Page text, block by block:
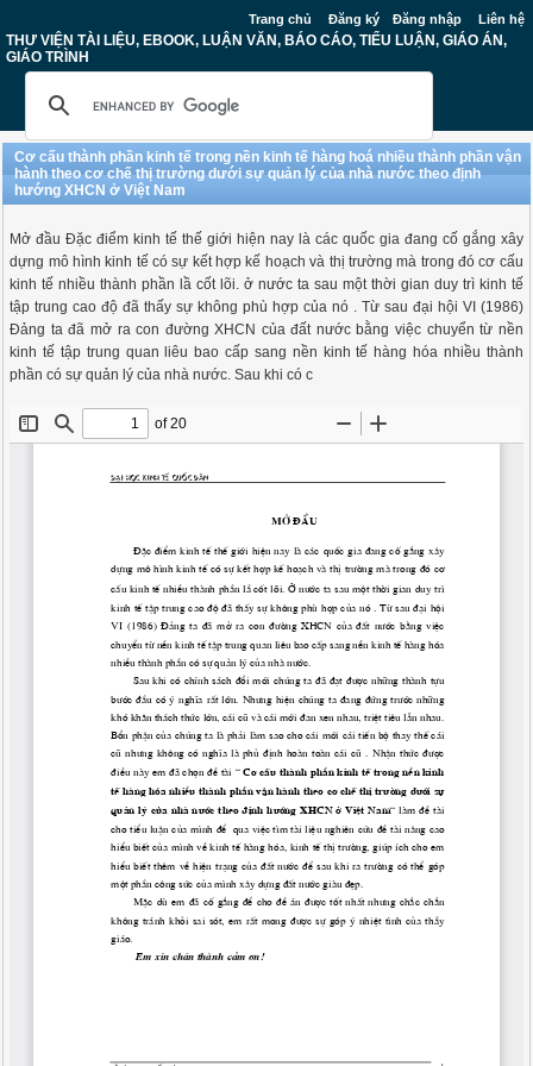
Trang chủ Đăng ký Đăng nhập Liên hệ
THƯ VIỆN TÀI LIỆU, EBOOK, LUẬN VĂN, BÁO CÁO, TIỂU LUẬN, GIÁO ÁN,
GIÁO TRÌNH
Cơ cấu thành phần kinh tế trong nền kinh tế hàng hoá nhiều thành phần vận
hành theo cơ chế thị trường dưới sự quản lý của nhà nước theo định
hướng XHCN ở Việt Nam
Mở đầu Đặc điểm kinh tế thế giới hiện nay là các quốc gia đang cố gắng xây
dựng mô hình kinh tế có sự kết hợp kế hoạch và thị trường mà trong đó cơ cấu
kinh tế nhiều thành phần lầ cốt lõi. ở nước ta sau một thời gian duy trì kinh tế
tập trung cao độ đã thấy sự không phù hợp của nó . Từ sau đại hội VI (1986)
Đảng ta đã mở ra con đường XHCN của đất nước bằng việc chuyển từ nền
kinh tế tập trung quan liêu bao cấp sang nền kinh tế hàng hóa nhiều thành
phần có sự quản lý của nhà nước. Sau khi có c